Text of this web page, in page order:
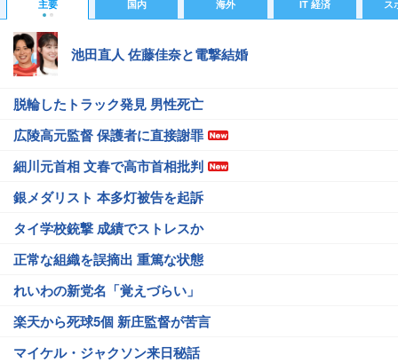
主要 国内 海外 IT 経済 ス
池田直人 佐藤佳奈と電撃結婚
脱輪したトラック発見 男性死亡
広陵高元監督 保護者に直接謝罪
細川元首相 文春で高市首相批判
銀メダリスト 本多灯被告を起訴
タイ学校銃撃 成績でストレスか
正常な組織を誤摘出 重篤な状態
れいわの新党名「覚えづらい」
楽天から死球5個 新庄監督が苦言
マイケル・ジャクソン来日秘話